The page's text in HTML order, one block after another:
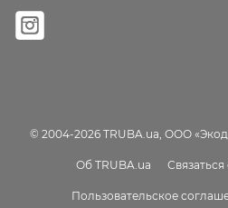
© 2004-2026 TRUBA.ua, ООО
Об TRUBA.ua
Пользовательское